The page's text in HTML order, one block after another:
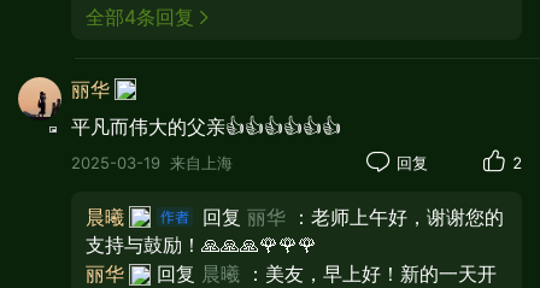
父亲一生就是这样对待自己的，生活上克勤
克俭，而对待我们子女却疼爱有加，对待亲朋
好友们却是满腔热情。父亲既使在生活艰苦的
环境中，也不忘照顾、接济比我们家困难的亲
友。特别是2008年汶川地震时，父亲从仅有的
工资中拿出1200元支援灾区，他说:没有共产党
就没有我的今天，现在国家有困难，我要进点
微博之力，。这件事给了我们很深的教育，一
全部4条回复
丽华
平凡而伟大的父亲👍👍👍👍👍👍
2025-03-19 来自上海 回复 2
晨曦 回复 丽华
：老师上午好，谢谢您的
支持与鼓励！🙏🙏🙏🌹🌹🌹
丽华
回复 晨曦 ：美友，早上好！新的一天开